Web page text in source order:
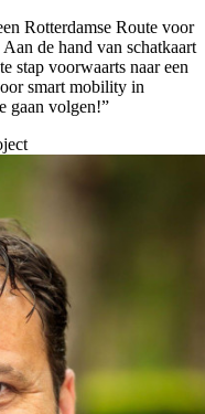
Rotterdamse Route voor
de hand van schatkaart
stap voorwaarts naar een
smart mobility in
gaan volgen!”